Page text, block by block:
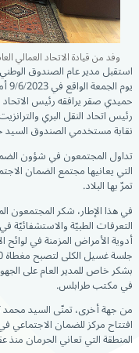
وفد من قيادة الاتحاد العمالي
استقبل مدير عام الصندوق
حميدي صقر يرافقه رئيس
رئيس اتحاد النقل البري
نقابة مستخدمي الصندوق
تداول المجتمعون في شؤون
التي يعانيها مجتمع الضمان
تمرّ بها البلاد.
في هذا الإطار، شكر المجتمعون
التعرفات الطبيّة
أدوية الأمراض المزمنة في
بشكر خاص للمدير العام على
في مكتب طرابلس.
من جهة أخرى، تمنّى السيد محمد
افتتاح مركز للضمان الاجتماعي
المنطقة التي تعاني الحرمان منذ